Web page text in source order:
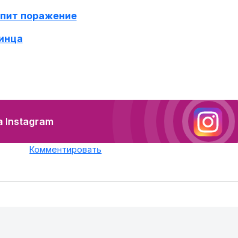
поражение
Instagram
Комментировать